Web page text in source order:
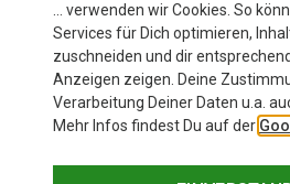
… verwenden wir Cookies. So
Services für Dich optimieren,
zuschneiden und dir
Anzeigen zeigen. Deine
Verarbeitung Deiner Daten u.a.
Mehr Infos findest Du auf der